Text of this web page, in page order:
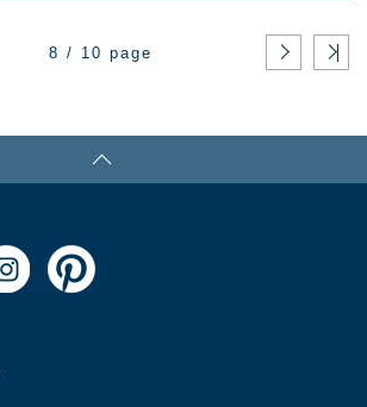
8 / 10 page